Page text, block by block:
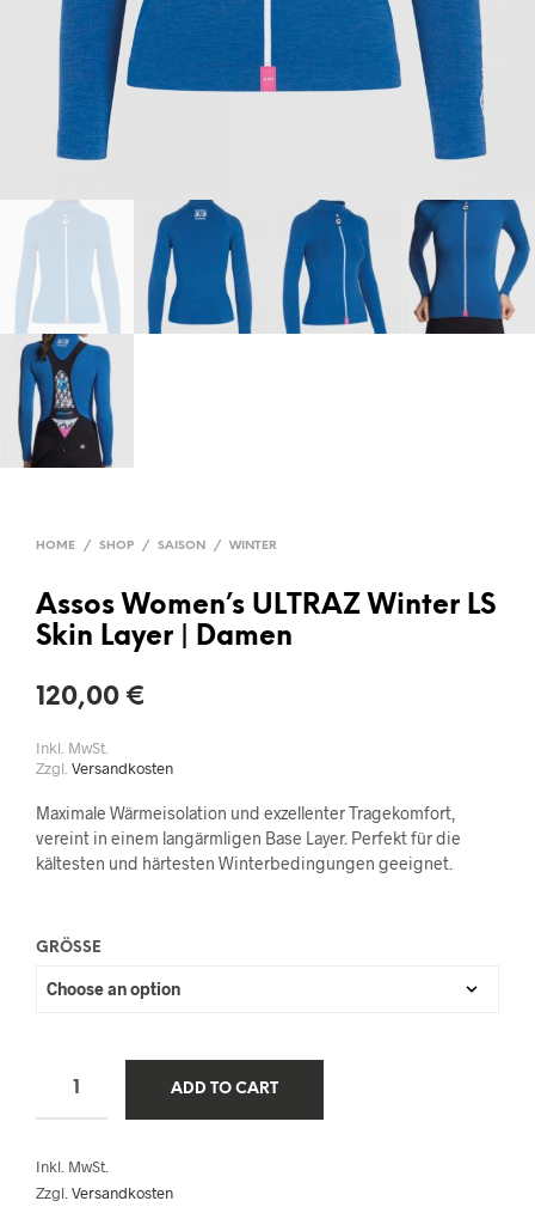
HOME / SHOP / SAISON / WINTER
Assos Women’s ULTRAZ Winter LS
Skin Layer | Damen
120,00 €
Inkl. MwSt.
Zzgl. Versandkosten
Maximale Wärmeisolation und exzellenter Tragekomfort,
vereint in einem langärmligen Base Layer. Perfekt für die
kältesten und härtesten Winterbedingungen geeignet.
GRÖSSE
ADD TO CART
Inkl. MwSt.
Zzgl. Versandkosten